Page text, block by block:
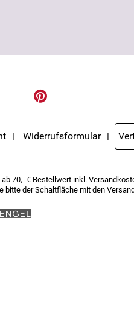
Widerrufsformular
ab 70,- € Bestellwert inkl.
bitte der Schaltfläche mit den